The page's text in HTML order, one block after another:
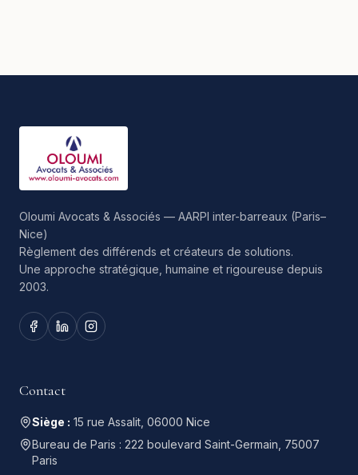
Oloumi Avocats & Associés — AARPI inter-barreaux (Paris–
Nice)
Règlement des différends et créateurs de solutions.
Une approche stratégique, humaine et rigoureuse depuis
2003.
Contact
Siège : 15 rue Assalit, 06000 Nice
Bureau de Paris : 222 boulevard Saint-Germain, 75007
Paris